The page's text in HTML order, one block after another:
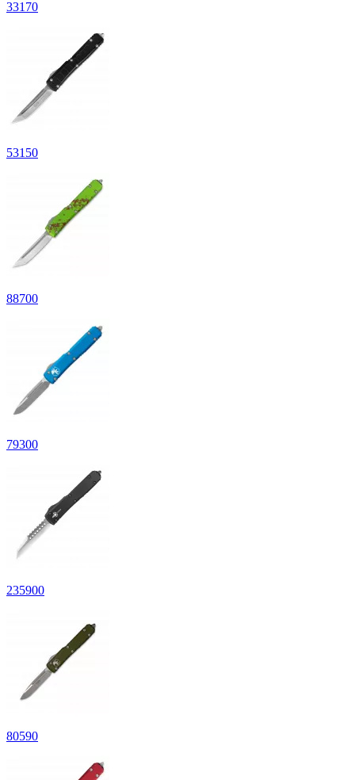
33170
53150
88700
79300
235900
80590